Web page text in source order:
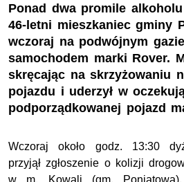
Ponad dwa promile
46-letni mieszkaniec gminy
wczoraj na podwójnym
samochodem marki Rover.
skręcając na skrzyżowaniu
pojazdu i uderzył w
podporządkowanej pojazd
Wczoraj około godz. 13:30
przyjął zgłoszenie o kolizji
w m. Kowali (gm.